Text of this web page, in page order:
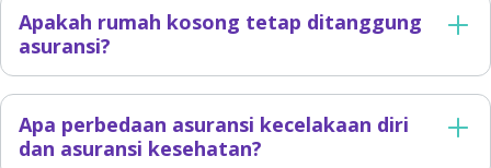
Apakah rumah kosong tetap ditanggung
asuransi?
Apa perbedaan asuransi kecelakaan diri
dan asuransi kesehatan?